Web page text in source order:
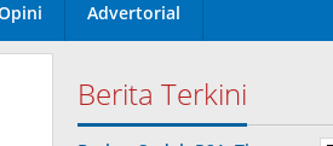
Advertorial
Berita Terkini